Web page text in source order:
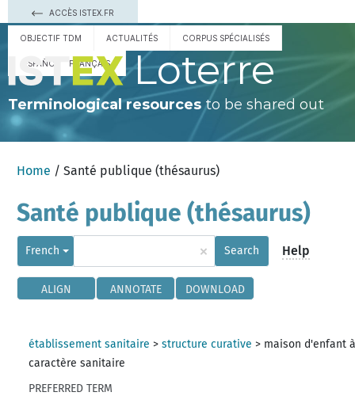
ACCÈS ISTEX.FR
OBJECTIF TDM ACTUALITÉS CORPUS SPÉCIALISÉS
ESPAÑOL FRANÇAIS Loterre
Terminological resourcesto be shared out
Home / Santé publique (thésaurus)
Santé publique (thésaurus)
French × Search Help
ALIGN ANNOTATE DOWNLOAD
établissement sanitaire >structure curative > maison d'enfant
caractère sanitaire
PREFERRED TERM